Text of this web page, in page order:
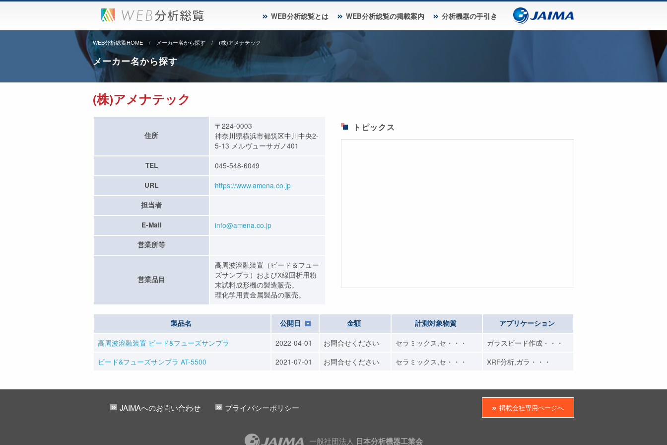
WEB分析総覧とは WEB分析総覧の掲載案内 分析機器の手引き
WEB分析総覧HOME メーカー名から探す (株)アメナテック
メーカー名から探す
(株)アメナテック
住所
〒224-0003
神奈川県横浜市都筑区中川中央2-
5-13 メルヴューサガノ401
TEL 045-548-6049
URL https://www.amena.co.jp
担当者
E-Mail info@amena.co.jp
営業所等
営業品目
高周波溶融装置（ビード＆フュー
ズサンプラ）およびX線回析用粉
末試料成形機の製造販売。
理化学用貴金属製品の販売。
トピックス
製品名 公開日 金額 計測対象物質 アプリケーション
高周波溶融装置 ビード&フューズサンプラ 2022-04-01 お問合せください セラミックス,セ・・・
ガラスビード作成・・・
ビード&フューズサンプラ AT-5500
2021-07-01 お問合せください セラミックス,セ・・・ XRF分析,ガラ・・・
JAIMAへのお問い合わせ プライバシーポリシー 掲載会社専用ページへ
一般社団法人 日本分析機器工業会